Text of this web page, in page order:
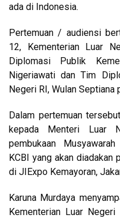
ada di Indonesia.
Pertemuan / audiensi
12, Kementerian Luar
Diplomasi Publik
Nigeriawati dan Tim
Negeri RI, Wulan
Dalam pertemuan
kepada Menteri Luar
pembukaan
KCBI yang akan
di JIExpo Kemayoran,
Karuna Murdaya
Kementerian Luar